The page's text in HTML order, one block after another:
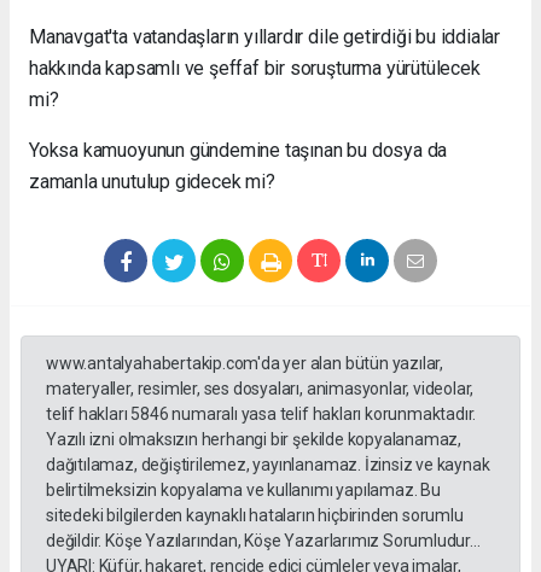
Manavgat'ta vatandaşların yıllardır dile getirdiği bu iddialar
hakkında kapsamlı ve şeffaf bir soruşturma yürütülecek
mi?
Yoksa kamuoyunun gündemine taşınan bu dosya da
zamanla unutulup gidecek mi?
www.antalyahabertakip.com'da yer alan bütün yazılar,
materyaller, resimler, ses dosyaları, animasyonlar, videolar,
telif hakları 5846 numaralı yasa telif hakları korunmaktadır.
Yazılı izni olmaksızın herhangi bir şekilde kopyalanamaz,
dağıtılamaz, değiştirilemez, yayınlanamaz. İzinsiz ve kaynak
belirtilmeksizin kopyalama ve kullanımı yapılamaz. Bu
sitedeki bilgilerden kaynaklı hataların hiçbirinden sorumlu
değildir. Köşe Yazılarından, Köşe Yazarlarımız Sorumludur...
UYARI: Küfür, hakaret, rencide edici cümleler veya imalar,